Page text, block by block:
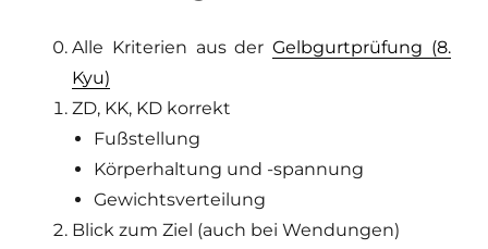
Alle Kriterien aus der Gelbgurtprüfung (8.
Kyu)
ZD, KK, KD korrekt
Fußstellung
Körperhaltung und -spannung
Gewichtsverteilung
Blick zum Ziel (auch bei Wendungen)